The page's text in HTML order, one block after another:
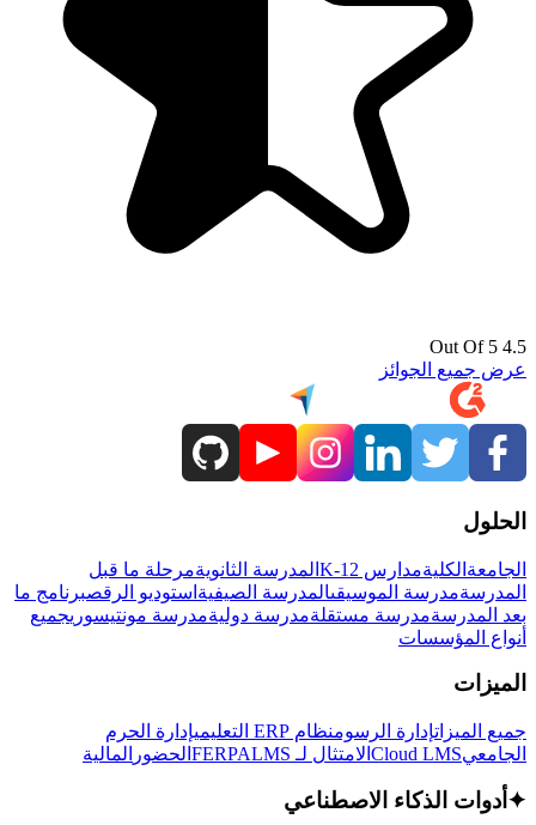
4.5 Out Of 5
عرض جميع الجوائز
الحلول
الجامعة الكليةمدارس K-12 المدرسة الثانويةمرحلة ما قبل
المدرسةمدرسة الموسيقىالمدرسة الصيفية استوديو الرقصبرنامج ما
بعد المدرسةمدرسة مستقلةمدرسة دوليةمدرسة مونتيسوريجميع
أنواع المؤسسات
الميزات
جميع الميزاتإدارة الرسومنظام ERP التعليمي
إدارة الحرم
الجامعيCloud LMS الامتثال لـ FERPA LMS الحضور المالية
✦ أدوات الذكاء الاصطناعي